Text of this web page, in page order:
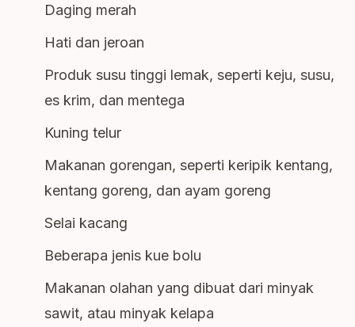
Daging merah
Hati dan jeroan
Produk susu tinggi lemak, seperti keju, susu,
es krim, dan mentega
Kuning telur
Makanan gorengan, seperti keripik kentang,
kentang goreng, dan ayam goreng
Selai kacang
Beberapa jenis kue bolu
Makanan olahan yang dibuat dari minyak
sawit, atau minyak kelapa